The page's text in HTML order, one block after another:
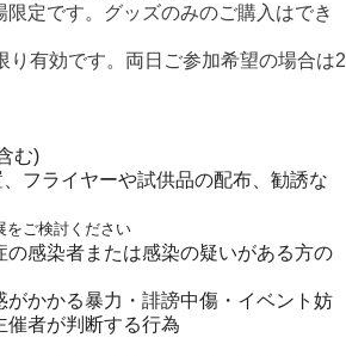
限定です。グッズのみのご購入はでき
り有効です。両日ご参加希望の場合は2
む)
フライヤーや試供品の配布、勧誘な
をご検討ください
の感染者または感染の疑いがある方の
がかかる暴力・誹謗中傷・イベント妨
催者が判断する行為